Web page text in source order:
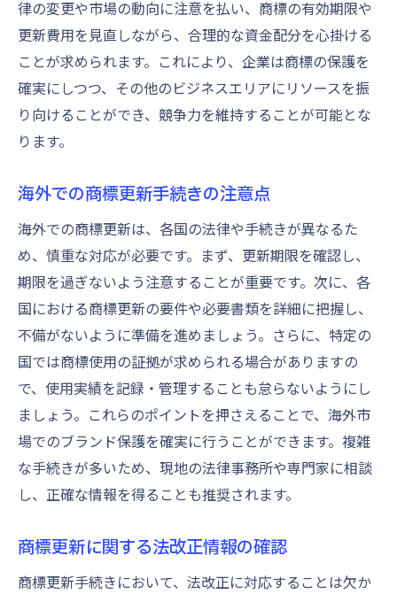
商標更新がもたらす長期的ブランド価値
市場シェア拡大を目指した商標戦略
律の変更や市場の動向に注意を払い、商標の有効期限や
更新費用を見直しながら、合理的な資金配分を心掛ける
ことが求められます。これにより、企業は商標の保護を
確実にしつつ、その他のビジネスエリアにリソースを振
り向けることができ、競争力を維持することが可能とな
ります。
海外での商標更新手続きの注意点
海外での商標更新は、各国の法律や手続きが異なるた
め、慎重な対応が必要です。まず、更新期限を確認し、
期限を過ぎないよう注意することが重要です。次に、各
国における商標更新の要件や必要書類を詳細に把握し、
不備がないように準備を進めましょう。さらに、特定の
国では商標使用の証拠が求められる場合がありますの
で、使用実績を記録・管理することも怠らないようにし
ましょう。これらのポイントを押さえることで、海外市
場でのブランド保護を確実に行うことができます。複雑
な手続きが多いため、現地の法律事務所や専門家に相談
し、正確な情報を得ることも推奨されます。
商標更新に関する法改正情報の確認
商標更新手続きにおいて、法改正に対応することは欠か